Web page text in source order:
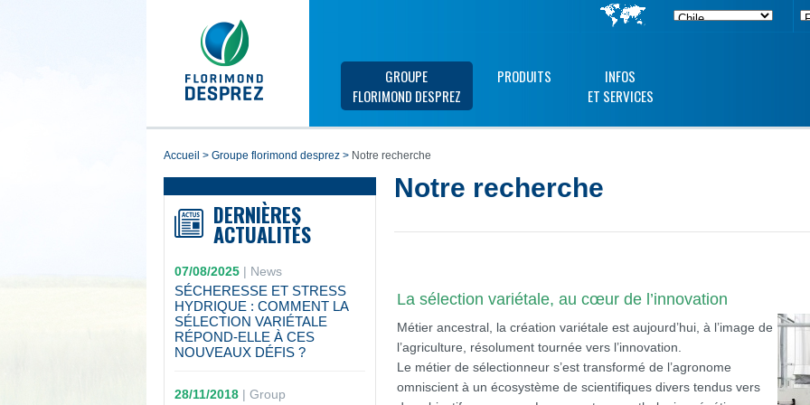
GROUPE
FLORIMOND DESPREZ
PRODUITS
INFOS
ET SERVICES
accueil > groupe florimond desprez > Notre recherche
DERNIÈRES
ACTUALITÉS
07/08/2025| News
SÉCHERESSE ET STRESS
HYDRIQUE : COMMENT LA
SÉLECTION VARIÉTALE
RÉPOND-ELLE À CES
NOUVEAUX DÉFIS ?
28/11/2018| Group
Notre recherche
La sélection variétale, au cœur de l’innovation
Métier ancestral, la création variétale est aujourd’hui, à l’image de
l’agriculture, résolument tournée vers l’innovation.
Le métier de sélectionneur s’est transformé de l’agronome
omniscient à un écosystème de scientifiques divers tendus vers